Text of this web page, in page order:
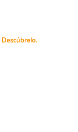
Descúbrelo.